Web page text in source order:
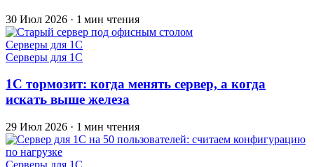
30 Июл 2026 · 1 мин чтения
Серверы для 1С
Серверы для 1С
1С тормозит: когда менять сервер, а когда
искать выше железа
29 Июл 2026 · 1 мин чтения
Серверы для 1С